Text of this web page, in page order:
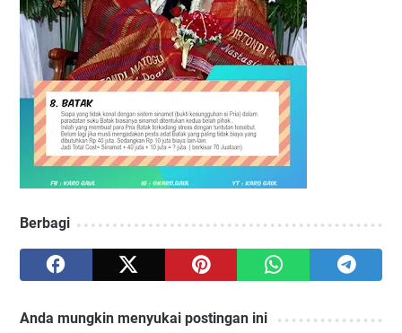
Berbagi
Anda mungkin menyukai postingan ini